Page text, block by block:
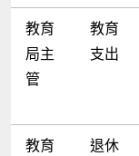
教育
局主
管
教育
支出
教育
退休